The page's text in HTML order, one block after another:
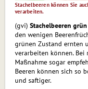
Stachelbeeren können Sie
verarbeiten.
(gvi) Stachelbeeren
den wenigen
grünen Zustand ernten
verarbeiten können. Bei
Maßnahme sogar
Beeren können sich so
und saftiger.